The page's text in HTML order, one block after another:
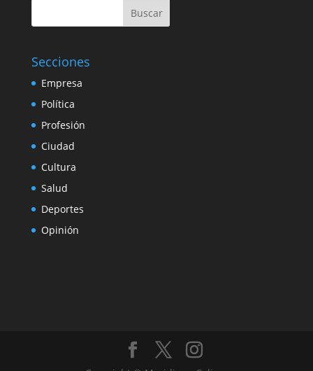
Buscar
Secciones
Empresa
Política
Profesión
Ciudad
Cultura
Salud
Deportes
Opinión